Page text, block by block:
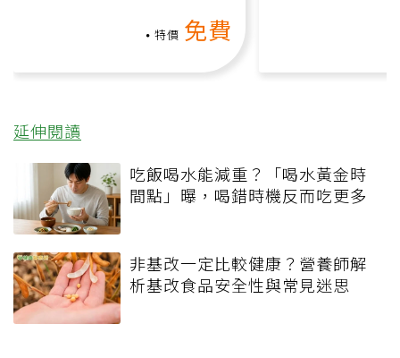
特價 免費
延伸閱讀
吃飯喝水能減重？「喝水黃金時
間點」曝，喝錯時機反而吃更多
非基改一定比較健康？營養師解
析基改食品安全性與常見迷思